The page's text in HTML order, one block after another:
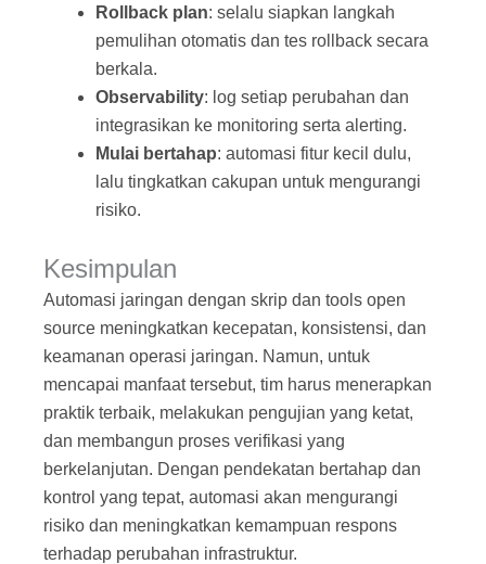
Rollback plan: selalu siapkan langkah
pemulihan otomatis dan tes rollback secara
berkala.
Observability: log setiap perubahan dan
integrasikan ke monitoring serta alerting.
Mulai bertahap: automasi fitur kecil dulu,
lalu tingkatkan cakupan untuk mengurangi
risiko.
Kesimpulan
Automasi jaringan dengan skrip dan tools open
source meningkatkan kecepatan, konsistensi, dan
keamanan operasi jaringan. Namun, untuk
mencapai manfaat tersebut, tim harus menerapkan
praktik terbaik, melakukan pengujian yang ketat,
dan membangun proses verifikasi yang
berkelanjutan. Dengan pendekatan bertahap dan
kontrol yang tepat, automasi akan mengurangi
risiko dan meningkatkan kemampuan respons
terhadap perubahan infrastruktur.